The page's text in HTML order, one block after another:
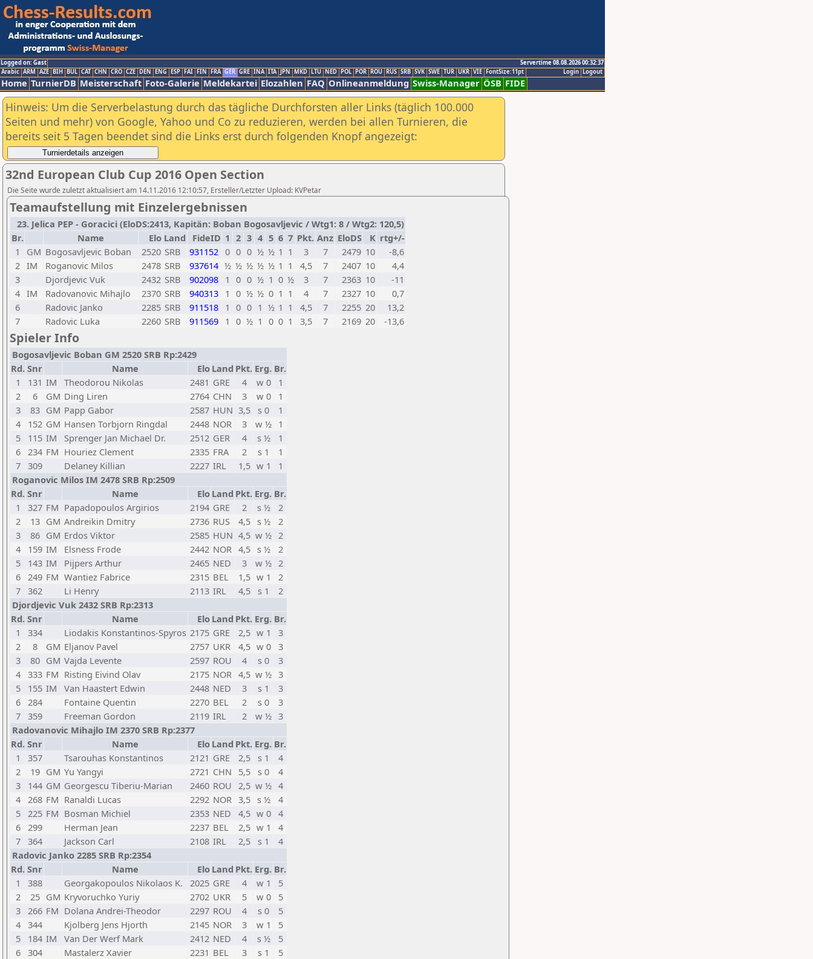
Logged on: Gast
Servertime 08.08.2026 00:32:37
Logout
Login
Arabic ARM AZE BIH BUL CAT CHN CRO CZE DEN ENG ESP FAI FIN FRA GER GRE INA ITA JPN MKD LTU NED POL POR ROU RUS SRB SVK SWE TUR UKR VIE FontSize:11pt
Home TurnierDB Meisterschaft Foto-Galerie Meldekartei Elozahlen FAQ Onlineanmeldung Swiss-Manager ÖSB FIDE
Hinweis: Um die Serverbelastung durch das tägliche Durchforsten aller Links (täglich 100.000
Seiten und mehr) von Google, Yahoo und Co zu reduzieren, werden bei allen Turnieren, die
bereits seit 5 Tagen beendet sind die Links erst durch folgenden Knopf angezeigt:
32nd European Club Cup 2016 Open Section
Die Seite wurde zuletzt aktualisiert am 14.11.2016 12:10:57, Ersteller/Letzter Upload: KVPetar
Teamaufstellung mit Einzelergebnissen
23. Jelica PEP - Goracici (EloDS:2413, Kapitän: Boban Bogosavljevic / Wtg1: 8 / Wtg2: 120,5)
Br.
Name Elo Land FideID 1 2 3 4 5 6 7 Pkt. Anz EloDS K rtg+/-
1
GM Bogosavljevic Boban 2520 SRB 931152 0 0 0 ½ ½ 1 1 3 7 2479 10
-8,6
2 IM Roganovic Milos 2478 SRB 937614 ½ ½ ½ ½ ½ 1 1 4,5 7 2407 10
4,4
3
Djordjevic Vuk 2432 SRB 902098 1 0 0 ½ 1 0 ½ 3 7 2363 10
-11
4 IM Radovanovic Mihajlo 2370 SRB 940313 1 0 ½ ½ 0 1 1 4 7 2327 10
0,7
6
Radovic Janko 2285 SRB 911518 1 0 0 1 ½ 1 1 4,5 7 2255 20
13,2
7
Radovic Luka 2260 SRB 911569 1 0 ½ 1 0 0 1 3,5 7 2169 20 -13,6
Spieler Info
Bogosavljevic Boban GM 2520 SRB Rp:2429
Rd. Snr Name Elo Land Pkt. Erg. Br.
1
131 IM Theodorou Nikolas 2481 GRE 4 w 0
1
2
6 GM Ding Liren 2764 CHN 3 w 0
1
3
83 GM Papp Gabor 2587 HUN 3,5 s 0
1
4
152 GM Hansen Torbjorn Ringdal 2448 NOR 3 w ½ 1
5
115 IM Sprenger Jan Michael Dr. 2512 GER 4 s ½
1
6 234 FM Houriez Clement 2335 FRA 2 s 1
1
7 309 Delaney Killian 2227 IRL 1,5 w 1
1
Roganovic Milos IM 2478 SRB Rp:2509
Rd. Snr Name Elo Land Pkt. Erg. Br.
1
327 FM Papadopoulos Argirios 2194 GRE 2 s ½
2
2
13 GM Andreikin Dmitry 2736 RUS 4,5 s ½
2
3
86 GM Erdos Viktor 2585 HUN 4,5 w ½ 2
4
159 IM Elsness Frode 2442 NOR 4,5 s ½
2
5
143 IM Pijpers Arthur 2465 NED 3 w ½ 2
6 249 FM Wantiez Fabrice 2315 BEL 1,5 w 1
2
7 362 Li Henry 2113 IRL 4,5 s 1
2
Djordjevic Vuk 2432 SRB Rp:2313
Rd. Snr Name Elo Land Pkt. Erg. Br.
1
334 Liodakis Konstantinos-Spyros 2175 GRE 2,5 w 1
3
2
8 GM Eljanov Pavel 2757 UKR 4,5 w 0
3
3
80 GM Vajda Levente 2597 ROU 4 s 0
3
4 333 FM Risting Eivind Olav 2175 NOR 4,5 w ½ 3
5
155 IM Van Haastert Edwin 2448 NED 3 s 1
3
6 284 Fontaine Quentin 2270 BEL 2 s 0
3
7 359 Freeman Gordon 2119 IRL 2 w ½ 3
Radovanovic Mihajlo IM 2370 SRB Rp:2377
Rd. Snr Name Elo Land Pkt. Erg. Br.
1
357 Tsarouhas Konstantinos 2121 GRE 2,5 s 1
4
2
19 GM Yu Yangyi 2721 CHN 5,5 s 0
4
3
144 GM Georgescu Tiberiu-Marian 2460 ROU 2,5 w ½ 4
4 268 FM Ranaldi Lucas 2292 NOR 3,5 s ½
4
5 225 FM Bosman Michiel 2353 NED 4,5 w 0
4
6 299 Herman Jean 2237 BEL 2,5 w 1
4
7 364 Jackson Carl 2108 IRL 2,5 s 1
4
Radovic Janko 2285 SRB Rp:2354
Rd. Snr Name Elo Land Pkt. Erg. Br.
1
388 Georgakopoulos Nikolaos K. 2025 GRE 4 w 1
5
2
25 GM Kryvoruchko Yuriy 2702 UKR 5 w 0
5
3 266 FM Dolana Andrei-Theodor 2297 ROU 4 s 0
5
4 344 Kjolberg Jens Hjorth 2145 NOR 3 w 1
5
5
184 IM Van Der Werf Mark 2412 NED 4 s ½
5
6 304 Mastalerz Xavier 2231 BEL 3 s 1
5